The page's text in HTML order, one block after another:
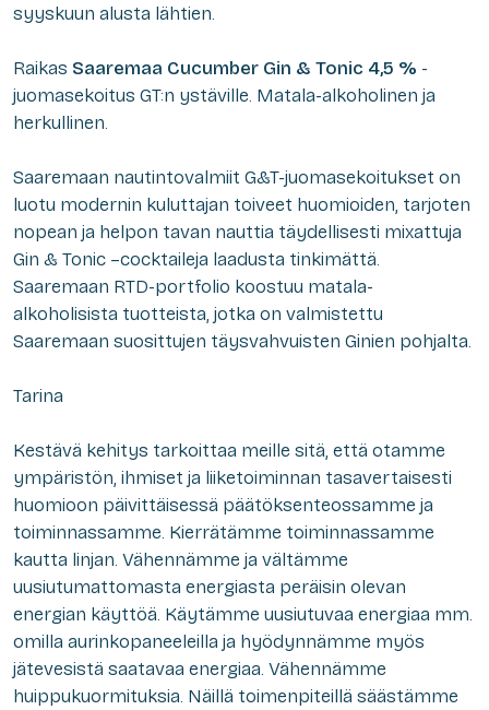
syyskuun alusta lähtien.
Raikas Saaremaa Cucumber Gin & Tonic 4,5 % -
juomasekoitus GT:n ystäville. Matala-alkoholinen ja
herkullinen.
Saaremaan nautintovalmiit G&T-juomasekoitukset on
luotu modernin kuluttajan toiveet huomioiden, tarjoten
nopean ja helpon tavan nauttia täydellisesti mixattuja
Gin & Tonic –cocktaileja laadusta tinkimättä.
Saaremaan RTD-portfolio koostuu matala-
alkoholisista tuotteista, jotka on valmistettu
Saaremaan suosittujen täysvahvuisten Ginien pohjalta.
Tarina
Kestävä kehitys tarkoittaa meille sitä, että otamme
ympäristön, ihmiset ja liiketoiminnan tasavertaisesti
huomioon päivittäisessä päätöksenteossamme ja
toiminnassamme. Kierrätämme toiminnassamme
kautta linjan. Vähennämme ja vältämme
uusiutumattomasta energiasta peräisin olevan
energian käyttöä. Käytämme uusiutuvaa energiaa mm.
omilla aurinkopaneeleilla ja hyödynnämme myös
jätevesistä saatavaa energiaa. Vähennämme
huippukuormituksia. Näillä toimenpiteillä säästämme